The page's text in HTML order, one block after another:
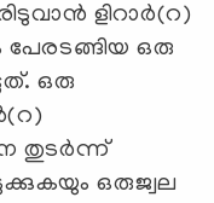
ളിറാര്‍(റ)
പേരടങ്ങിയ ഒരു
ഒരു
തുടര്‍ന്ന്
ഒരുജ്വല